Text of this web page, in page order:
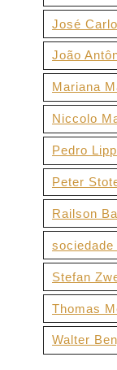
José
João
Mariana
Niccolo
Pedro
Peter
Railson
sociedade
Stefan
Thomas
Walter